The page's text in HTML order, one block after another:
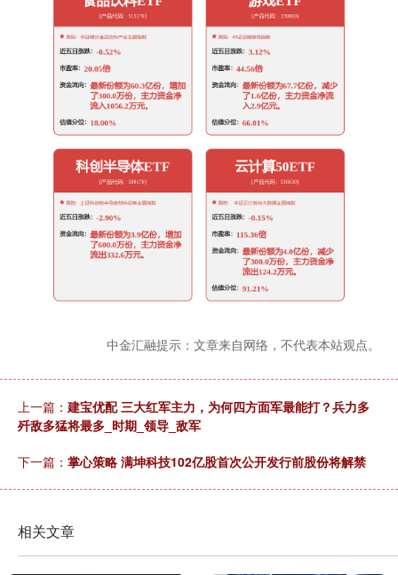
中金汇融提示：文章来自网络，不代表本站观点。
上一篇： 建宝优配 三大红军主力，为何四方面军最能打？兵力多
歼敌多猛将最多_时期_领导_敌军
下一篇： 掌心策略 满坤科技102亿股首次公开发行前股份将解禁
相关文章